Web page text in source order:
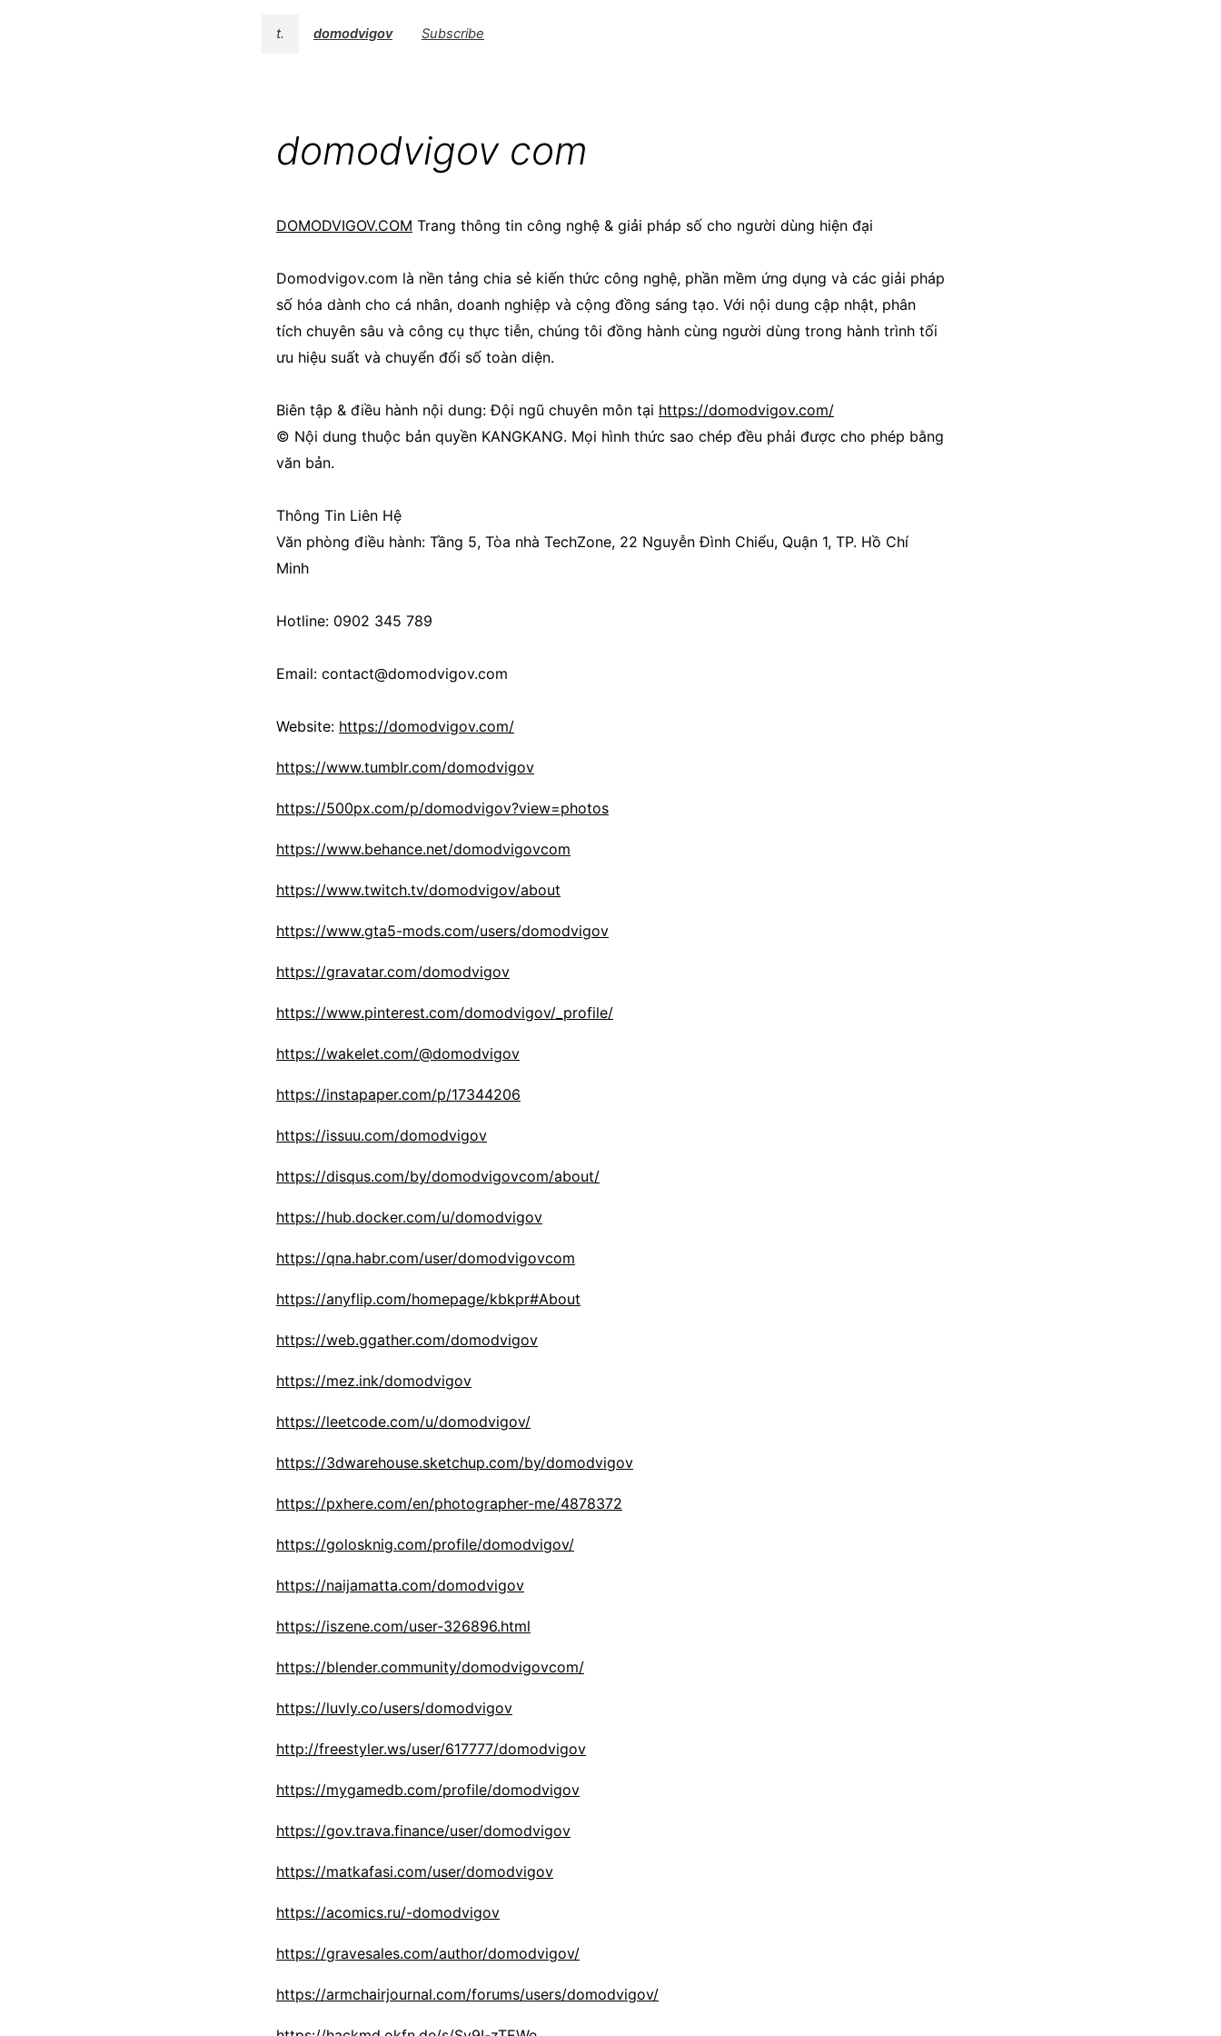
t. domodvigov Subscribe
domodvigov com
DOMODVIGOV.COM Trang thông tin công nghệ & giải pháp số cho người dùng hiện đại
Domodvigov.com là nền tảng chia sẻ kiến thức công nghệ, phần mềm ứng dụng và các giải pháp
số hóa dành cho cá nhân, doanh nghiệp và cộng đồng sáng tạo. Với nội dung cập nhật, phân
tích chuyên sâu và công cụ thực tiễn, chúng tôi đồng hành cùng người dùng trong hành trình tối
ưu hiệu suất và chuyển đổi số toàn diện.
Biên tập & điều hành nội dung: Đội ngũ chuyên môn tại https://domodvigov.com/
© Nội dung thuộc bản quyền KANGKANG. Mọi hình thức sao chép đều phải được cho phép bằng
văn bản.
Thông Tin Liên Hệ
Văn phòng điều hành: Tầng 5, Tòa nhà TechZone, 22 Nguyễn Đình Chiểu, Quận 1, TP. Hồ Chí
Minh
Hotline: 0902 345 789
Email: contact@domodvigov.com
Website: https://domodvigov.com/
https://www.tumblr.com/domodvigov
https://500px.com/p/domodvigov?view=photos
https://www.behance.net/domodvigovcom
https://www.twitch.tv/domodvigov/about
https://www.gta5-mods.com/users/domodvigov
https://gravatar.com/domodvigov
https://www.pinterest.com/domodvigov/_profile/
https://wakelet.com/@domodvigov
https://instapaper.com/p/17344206
https://issuu.com/domodvigov
https://disqus.com/by/domodvigovcom/about/
https://hub.docker.com/u/domodvigov
https://qna.habr.com/user/domodvigovcom
https://anyflip.com/homepage/kbkpr#About
https://web.ggather.com/domodvigov
https://mez.ink/domodvigov
https://leetcode.com/u/domodvigov/
https://3dwarehouse.sketchup.com/by/domodvigov
https://pxhere.com/en/photographer-me/4878372
https://golosknig.com/profile/domodvigov/
https://naijamatta.com/domodvigov
https://iszene.com/user-326896.html
https://blender.community/domodvigovcom/
https://luvly.co/users/domodvigov
http://freestyler.ws/user/617777/domodvigov
https://mygamedb.com/profile/domodvigov
https://gov.trava.finance/user/domodvigov
https://matkafasi.com/user/domodvigov
https://acomics.ru/-domodvigov
https://gravesales.com/author/domodvigov/
https://armchairjournal.com/forums/users/domodvigov/